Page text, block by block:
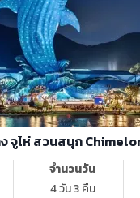
จูไห่ สวนสนุก
จำนวนวัน
4 วัน 3 คืน